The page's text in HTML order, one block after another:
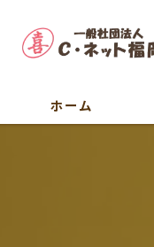
ホーム